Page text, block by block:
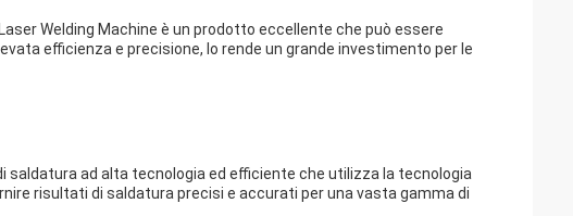
Welding Machine è un prodotto eccellente che può essere
efficienza e precisione, lo rende un grande investimento per le
ad alta tecnologia ed efficiente che utilizza la tecnologia
risultati di saldatura precisi e accurati per una vasta gamma di